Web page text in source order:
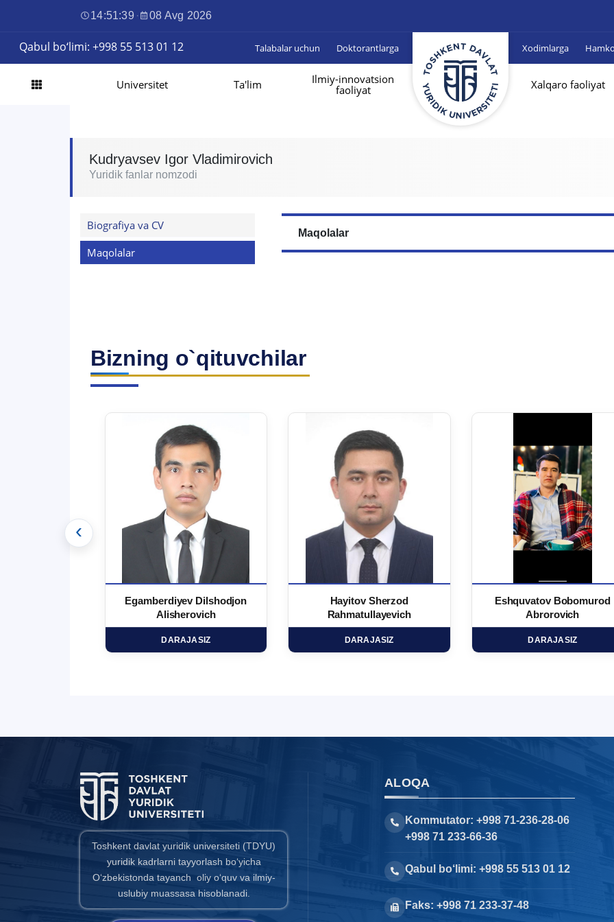
14:51:40 · 08 Avg 2026
Qabul bo‘limi: +998 55 513 01 12 Talabalar uchun Doktorantlarga Xodimlarga
Universitet Ta'lim
Ilmiy-innovatsion
faoliyat
Xalqaro faoliyat
Kudryavsev Igor Vladimirovich
Yuridik fanlar nomzodi
Biografiya va CV
Maqolalar
Maqolalar
Bizning o`qituvchilar
Egamberdiyev Dilshodjon
Alisherovich
DARAJASIZ
Hayitov Sherzod
Rahmatullayevich
DARAJASIZ
Eshquvatov Bobomurod
Abrorovich
DARAJASIZ
‹
Toshkent davlat yuridik universiteti (TDYU)
yuridik kadrlarni tayyorlash bo‘yicha
O‘zbekistonda tayanch oliy o‘quv va ilmiy-
uslubiy muassasa hisoblanadi.
ALOQA
Kommutator: +998 71-236-28-06
+998 71 233-66-36
Qabul bo‘limi: +998 55 513 01 12
Faks: +998 71 233-37-48